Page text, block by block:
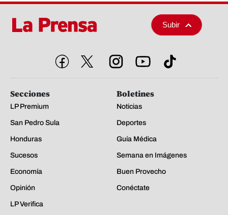
Subir
Secciones
LP Premium
San Pedro Sula
Honduras
Sucesos
Economía
Opinión
LP Verifica
Boletines
Noticias
Deportes
Guía Médica
Semana en Imágenes
Buen Provecho
Conéctate